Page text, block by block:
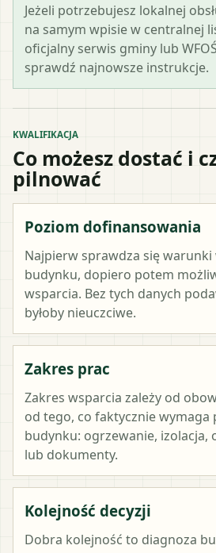
Jeżeli potrzebujesz lokalnej
na samym wpisie w centralnej
oficjalny serwis gminy lub
sprawdź najnowsze instrukcje.
KWALIFIKACJA
Co możesz dostać i
pilnować
Poziom dofinansowania
Najpierw sprawdza się warunki
budynku, dopiero potem
wsparcia. Bez tych danych
byłoby nieuczciwe.
Zakres prac
Zakres wsparcia zależy od
od tego, co faktycznie wymaga
budynku: ogrzewanie, izolacja,
lub dokumenty.
Kolejność decyzji
Dobra kolejność to diagnoza